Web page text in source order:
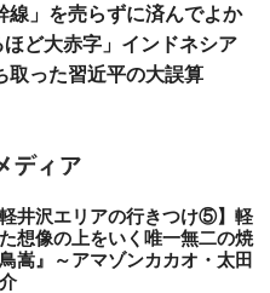
線」を売らずに済んでよか
ほど大赤字」インドネシア
取った習近平の大誤算
軽井沢エリアの行きつけ⑤】軽
想像の上をいく唯一無二の焼
嵩』～アマゾンカカオ・太田